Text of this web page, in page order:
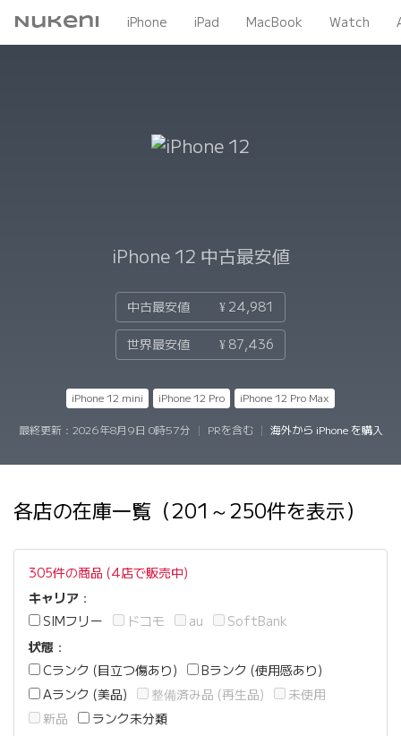
Nukeni iPhone iPad MacBook Watch
iPhone 12 中古最安値
中古最安値 ¥ 24,981
世界最安値 ¥ 87,436
iPhone 12 mini iPhone 12 Pro iPhone 12 Pro Max
最終更新： 2026年8月9日 0時57分 PRを含む 海外から iPhone を購入
各店の在庫一覧（201～250件を表示）
305件の商品 (4店で販売中)
キャリア ：
SIMフリー
ドコモ au
SoftBank
状態 ：
Cランク (目立つ傷あり)
Bランク (使用感あり)
Aランク (美品)
整備済み品 (再生品)
未使用
新品
ランク未分類